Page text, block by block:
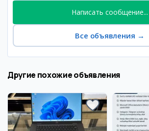
Написать сообщение...
Все объявления →
Другие похожие объявления